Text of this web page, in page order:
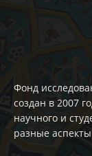
Фонд
создан в 2007
научного и
разные